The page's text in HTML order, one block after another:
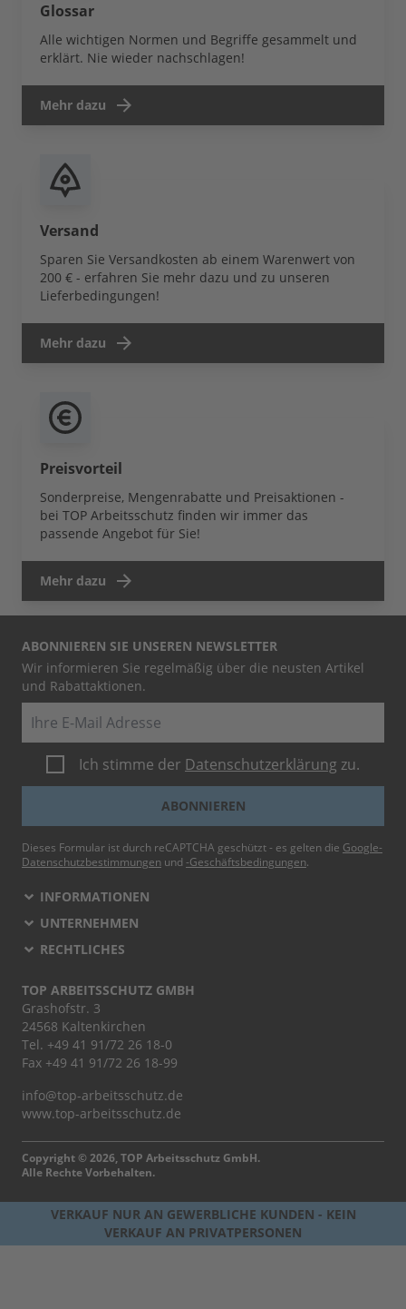
Glossar
Alle wichtigen Normen und Begriffe gesammelt und
erklärt. Nie wieder nachschlagen!
Mehr dazu
Versand
Sparen Sie Versandkosten ab einem Warenwert von
200 € - erfahren Sie mehr dazu und zu unseren
Lieferbedingungen!
Mehr dazu
Preisvorteil
Sonderpreise, Mengenrabatte und Preisaktionen -
bei TOP Arbeitsschutz finden wir immer das
passende Angebot für Sie!
Mehr dazu
ABONNIEREN SIE UNSEREN NEWSLETTER
Wir informieren Sie regelmäßig über die neusten Artikel
und Rabattaktionen.
Ich stimme der Datenschutzerklärung zu.
ABONNIEREN
Dieses Formular ist durch reCAPTCHA geschützt - es gelten die Google-
Datenschutzbestimmungen und -Geschäftsbedingungen.
INFORMATIONEN
UNTERNEHMEN
RECHTLICHES
TOP ARBEITSSCHUTZ GMBH
Grashofstr. 3
24568 Kaltenkirchen
Tel. +49 41 91/72 26 18-0
Fax +49 41 91/72 26 18-99
info@top-arbeitsschutz.de
www.top-arbeitsschutz.de
Copyright © 2026, TOP Arbeitsschutz GmbH.
Alle Rechte Vorbehalten.
VERKAUF NUR AN GEWERBLICHE KUNDEN - KEIN
VERKAUF AN PRIVATPERSONEN